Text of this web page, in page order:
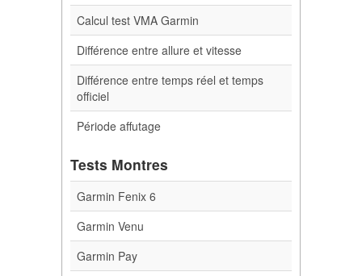
Calcul test VMA Garmin
Différence entre allure et vitesse
Différence entre temps réel et temps
officiel
Période affutage
Tests Montres
Garmin Fenix 6
Garmin Venu
Garmin Pay